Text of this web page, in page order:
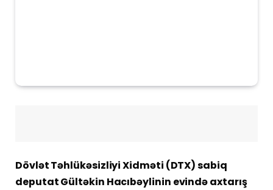
Dövlət Təhlükəsizliyi Xidməti (DTX) sabiq
deputat Gültəkin Hacıbəylinin evində axtarış